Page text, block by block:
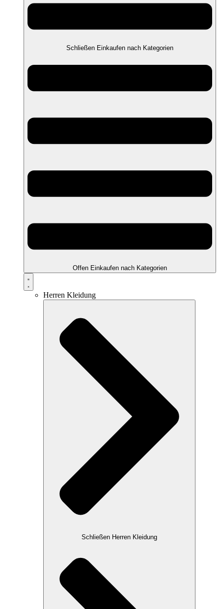
Schließen Einkaufen nach Kategorien
Offen Einkaufen nach Kategorien
Herren Kleidung
Schließen Herren Kleidung